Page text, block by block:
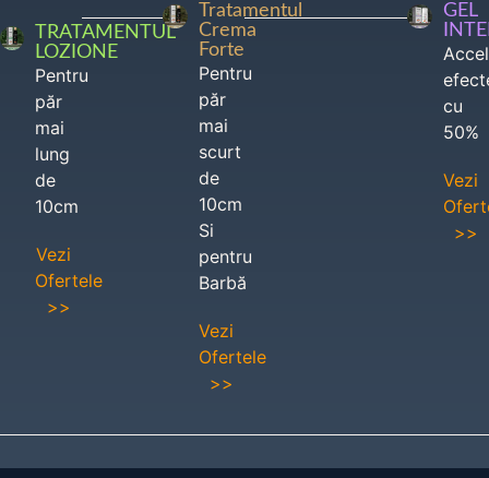
TRATAMENTUL
LOZIONE
Pentru
păr
mai
lung
de
10cm
Vezi
Ofertele
>>
Tratamentul
Crema
Forte
Pentru
păr
mai
scurt
de
10cm
Si
pentru
Barbă
Vezi
Ofertele
>>
GEL
cu
50%
Vezi
>>